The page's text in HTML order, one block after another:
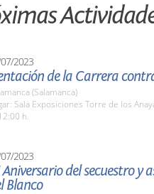
2023
de la Carrera
(Salamanca)
Sala Exposiciones Torre de los
h.
2023
Aniversario del secuestro y
Blanco